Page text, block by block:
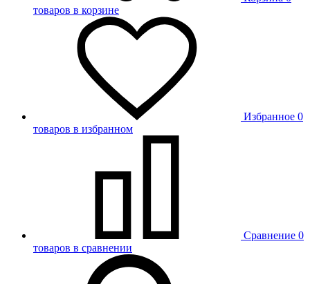
товаров в корзине
Избранное 0
товаров в избранном
Сравнение 0
товаров в сравнении